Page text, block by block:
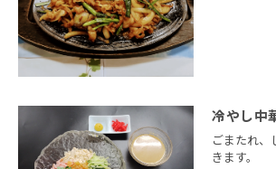
冷やし中
ごまたれ、
きます。